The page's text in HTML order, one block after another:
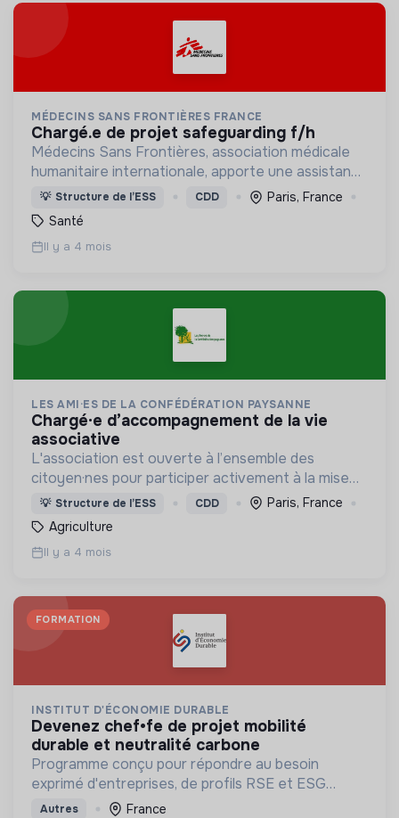
MÉDECINS SANS FRONTIÈRES FRANCE
chargé.e de projet safeguarding f/h
Médecins Sans Frontières, association médicale
humanitaire internationale, apporte une assistance
médicale à des populations dont la vie est
menacée.
💡 Structure de l’ESS CDD
Paris, France
Santé
Il y a 4 mois
LES AMI·ES DE LA CONFÉDÉRATION PAYSANNE
chargé·e d’accompagnement de la vie
associative
L'association est ouverte à l’ensemble des
citoyen·nes pour participer activement à la mise
en place d’une agriculture paysanne,
respectueuse du vivant.
💡 Structure de l’ESS CDD
Paris, France
Agriculture
Il y a 4 mois
FORMATION
INSTITUT D'ÉCONOMIE DURABLE
devenez chef•fe de projet mobilité
durable et neutralité carbone
Programme conçu pour répondre au besoin
exprimé d'entreprises, de profils RSE et ESG
solides et en pleine maîtrise des fondamentaux
Autres France